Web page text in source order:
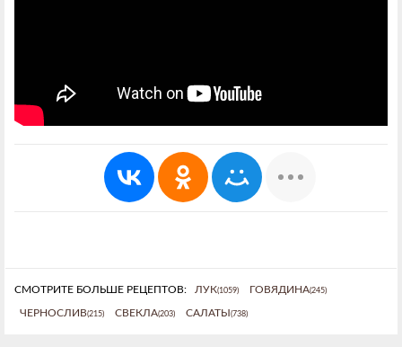
СМОТРИТЕ БОЛЬШЕ РЕЦЕПТОВ: ЛУК(1059) ГОВЯДИНА(245)
ЧЕРНОСЛИВ(215) СВЕКЛА(203) САЛАТЫ (738)